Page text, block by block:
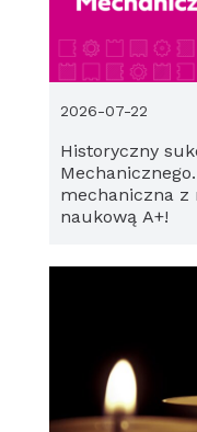
Historyczny
mechaniczna z
naukową A+!
2026-07-22